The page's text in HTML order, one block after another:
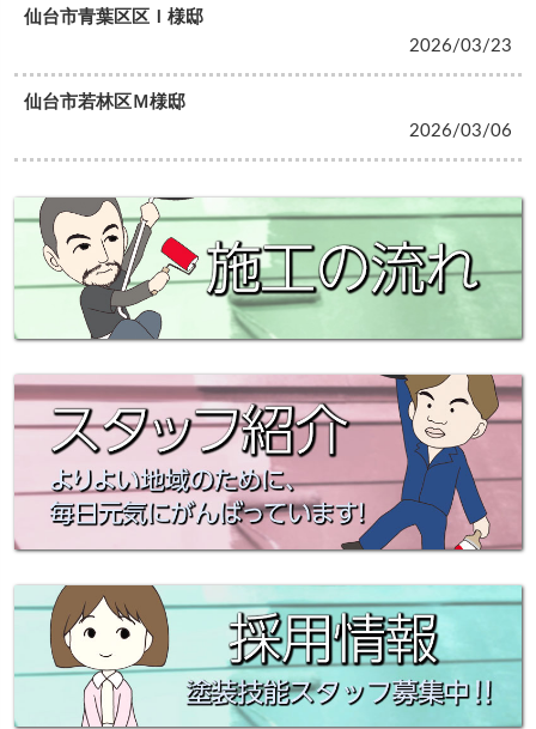
仙台市青葉区区Ｉ様邸
2026/03/23
仙台市若林区Ｍ様邸
2026/03/06